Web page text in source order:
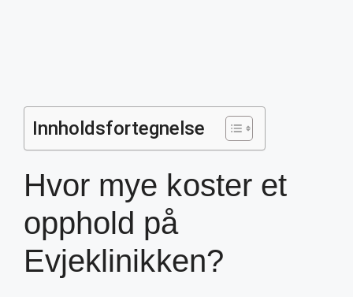
Innholdsfortegnelse
Hvor mye koster et
opphold på
Evjeklinikken?